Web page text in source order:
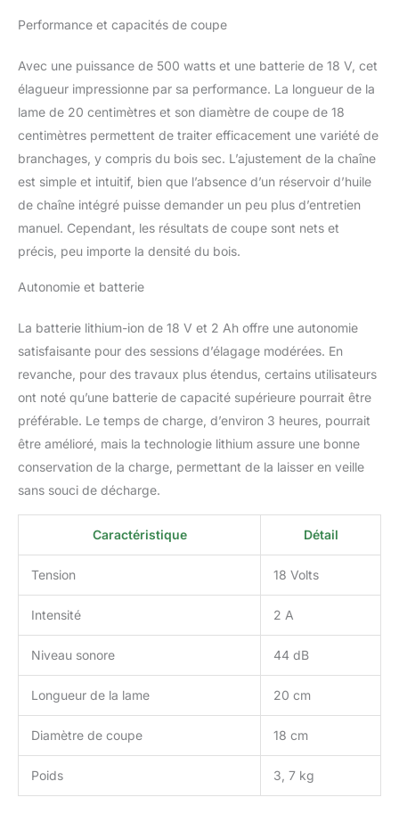
BLACKDECKER
Petit-Electroménager
ERGONOMIQUE : Cet
élagueur est doté dâ€un
revêtement grip pour une
parfaite prise en main et
un confort dâ€utilisation
optimale lors des travaux
prolongés et la liberté du
sans fil pour accéder à
tous les recoins de votre
jardin COMPACT ET
élagueur est facile à
porter et à manÅ“uvrer.
Cela permet aux
utilisateurs de réaliser
une coupe parfaite sans
fatigue
Performance et capacités de coupe
Avec une puissance de 500 watts et une batterie de 18 V, cet
élagueur impressionne par sa performance. La longueur de la
lame de 20 centimètres et son diamètre de coupe de 18
centimètres permettent de traiter efficacement une variété de
branchages, y compris du bois sec. L’ajustement de la chaîne
est simple et intuitif, bien que l’absence d’un réservoir d’huile
de chaîne intégré puisse demander un peu plus d’entretien
manuel. Cependant, les résultats de coupe sont nets et
précis, peu importe la densité du bois.
Autonomie et batterie
La batterie lithium-ion de 18 V et 2 Ah offre une autonomie
satisfaisante pour des sessions d’élagage modérées. En
revanche, pour des travaux plus étendus, certains utilisateurs
ont noté qu’une batterie de capacité supérieure pourrait être
préférable. Le temps de charge, d’environ 3 heures, pourrait
être amélioré, mais la technologie lithium assure une bonne
conservation de la charge, permettant de la laisser en veille
sans souci de décharge.
Caractéristique Détail
Tension 18 Volts
Intensité 2 A
Niveau sonore 44 dB
Longueur de la lame 20 cm
Diamètre de coupe 18 cm
Poids 3, 7 kg